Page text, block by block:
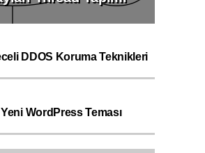
DDOS Koruma Teknikleri
WordPress Teması